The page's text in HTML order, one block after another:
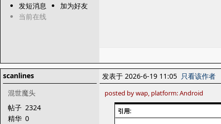
发短消息
加为好友
当前在线
scanlines
混世魔头
帖子 2324
精华 0
发表于 2026-6-19 11:05 只看该作者
posted by wap, platform: Android
引用: